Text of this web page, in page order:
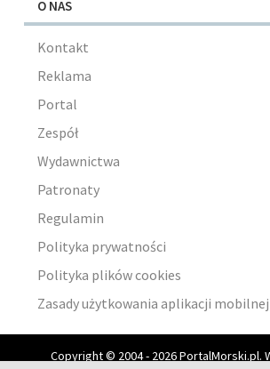
O NAS
Kontakt
Reklama
Portal
Zespół
Wydawnictwa
Patronaty
Regulamin
Polityka prywatności
Polityka plików cookies
Zasady użytkowania aplikacji mobilnej
Copyright © 2004 - 2026 PortalMorski.pl.